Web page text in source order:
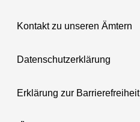
Kontakt zu unseren Ämtern
Datenschutzerklärung
Erklärung zur Barrierefreiheit